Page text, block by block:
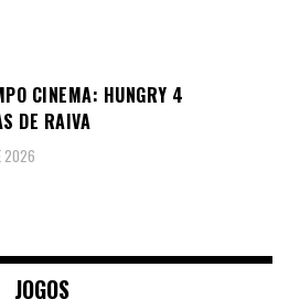
CINEMA: HUNGRY 4
DE RAIVA
2026
JOGOS